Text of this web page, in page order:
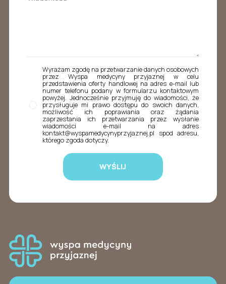
Wyrażam zgodę na przetwarzanie danych osobowych
przez Wyspa medycyny przyjaznej w celu
przedstawienia oferty handlowej na adres e-mail lub
numer telefonu podany w formularzu kontaktowym
powyżej. Jednocześnie przyjmuję do wiadomości, że
przysługuje mi prawo dostępu do swoich danych,
możliwość ich poprawiania oraz żądania
zaprzestania ich przetwarzania przez wysłanie
wiadomości e-mail na adres
kontakt@wyspamedycynyprzyjaznej.pl spod adresu,
którego zgoda dotyczy.